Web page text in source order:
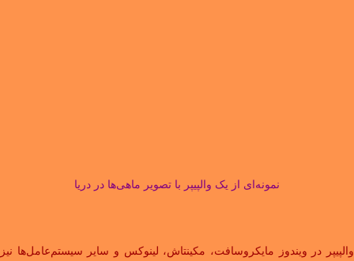
نمونه‌ای از یک والپیپر با تصویر ماهی‌ها در دریا
والپیپر در ویندوز مایکروسافت، مکینتاش، لینوکس و سایر سیستم‌عامل‌ها نیز